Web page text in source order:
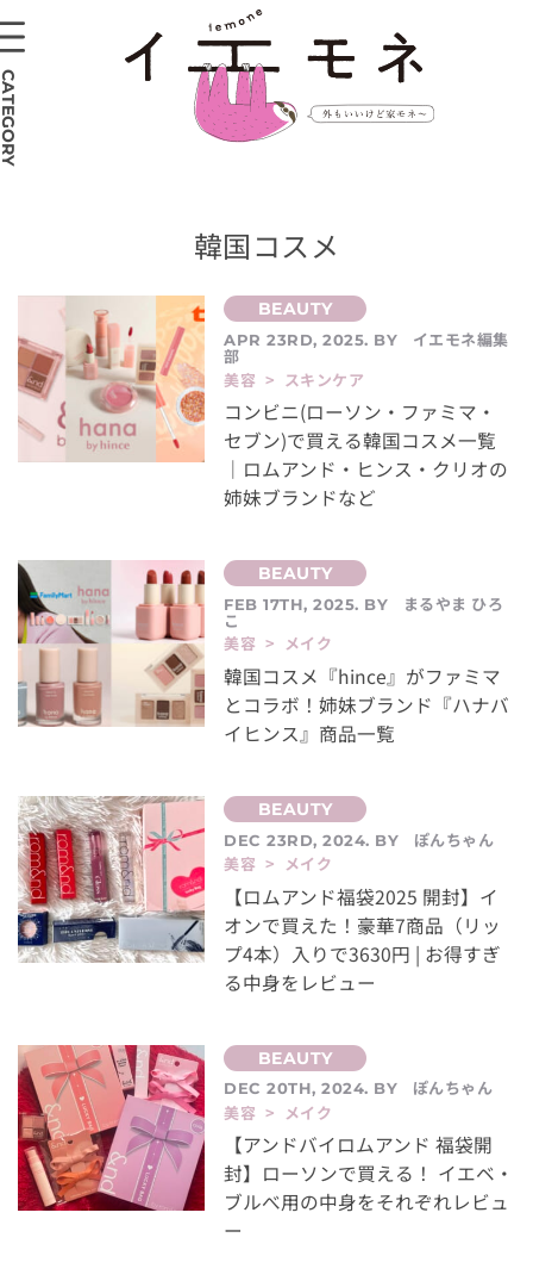
韓国コスメ
APR 23RD, 2025. BY イエモネ編集
部
美容 > スキンケア
コンビニ(ローソン・ファミマ・
セブン)で買える韓国コスメ一覧
｜ロムアンド・ヒンス・クリオの
姉妹ブランドなど
FEB 17TH, 2025. BY まるやま ひろ
こ
美容 > メイク
韓国コスメ『hince』がファミマ
とコラボ！姉妹ブランド『ハナバ
イヒンス』商品一覧
DEC 23RD, 2024. BY
ぽんちゃん
美容 > メイク
【ロムアンド福袋2025 開封】イ
オンで買えた！豪華7商品（リッ
プ4本）入りで3630円 | お得すぎ
る中身をレビュー
DEC 20TH, 2024. BY
ぽんちゃん
美容 > メイク
【アンドバイロムアンド 福袋開
封】ローソンで買える！ イエベ・
ブルべ用の中身をそれぞれレビュ
ー